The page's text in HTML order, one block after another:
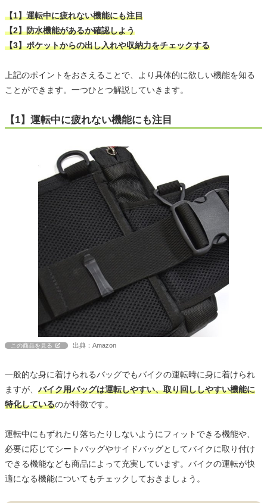
【1】運転中に疲れない機能にも注目
【2】防水機能があるか確認しよう
【3】ポケットからの出し入れや収納力をチェックする
上記のポイントをおさえることで、より具体的に欲しい機能を知る
ことができます。一つひとつ解説していきます。
【1】運転中に疲れない機能にも注目
この商品を見る 出典：Amazon
一般的な身に着けられるバッグでもバイクの運転時に身に着けられ
ますが、 バイク用バッグは運転しやすい、取り回ししやすい機能に
特化しているのが特徴です。
運転中にもずれたり落ちたりしないようにフィットできる機能や、
必要に応じてシートバッグやサイドバッグとしてバイクに取り付け
できる機能なども商品によって充実しています。バイクの運転が快
適になる機能についてもチェックしておきましょう。